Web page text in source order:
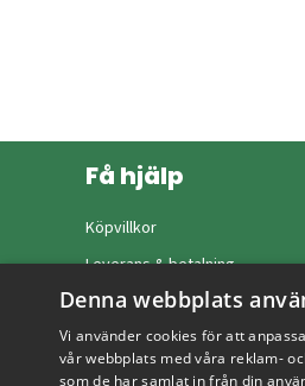
Få hjälp
Köpvillkor
Leverans & betalning
Returer & byten
Vanliga frågor
Denna webbplats
Vi använder cookies för att
vår webbplats med våra reklam-
som de har samlat in från din